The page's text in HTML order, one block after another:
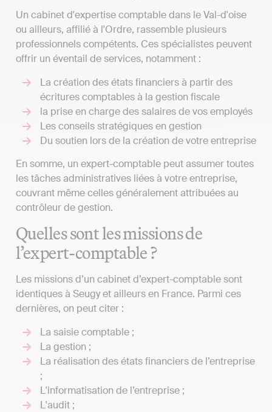
Un cabinet d'expertise comptable dans le Val-d'oise
ou ailleurs, affilié à l'Ordre, rassemble plusieurs
professionnels compétents. Ces spécialistes peuvent
offrir un éventail de services, notamment :
La création des états financiers à partir des
écritures comptables à la gestion fiscale
la prise en charge des salaires de vos employés
Les conseils stratégiques en gestion
Du soutien lors de la création de votre entreprise
En somme, un expert-comptable peut assumer toutes
les tâches administratives liées à votre entreprise,
couvrant même celles généralement attribuées au
contrôleur de gestion.
Quelles sont les missions de
l’expert-comptable ?
Les missions d’un cabinet d’expert-comptable sont
identiques à Seugy et ailleurs en France. Parmi ces
dernières, on peut citer :
La saisie comptable ;
La gestion ;
La réalisation des états financiers de l’entreprise
;
L'informatisation de l’entreprise ;
L'audit ;